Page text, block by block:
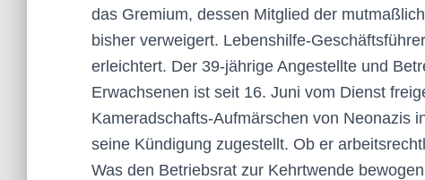
das Gremium, dessen Mitglied der
bisher verweigert. Lebenshilfe-
erleichtert. Der 39-jährige Angestellte und
Erwachsenen ist seit 16. Juni vom Dienst
Kameradschafts-Aufmärschen von Neonazis
seine Kündigung zugestellt. Ob er
Was den Betriebsrat zur Kehrtwende